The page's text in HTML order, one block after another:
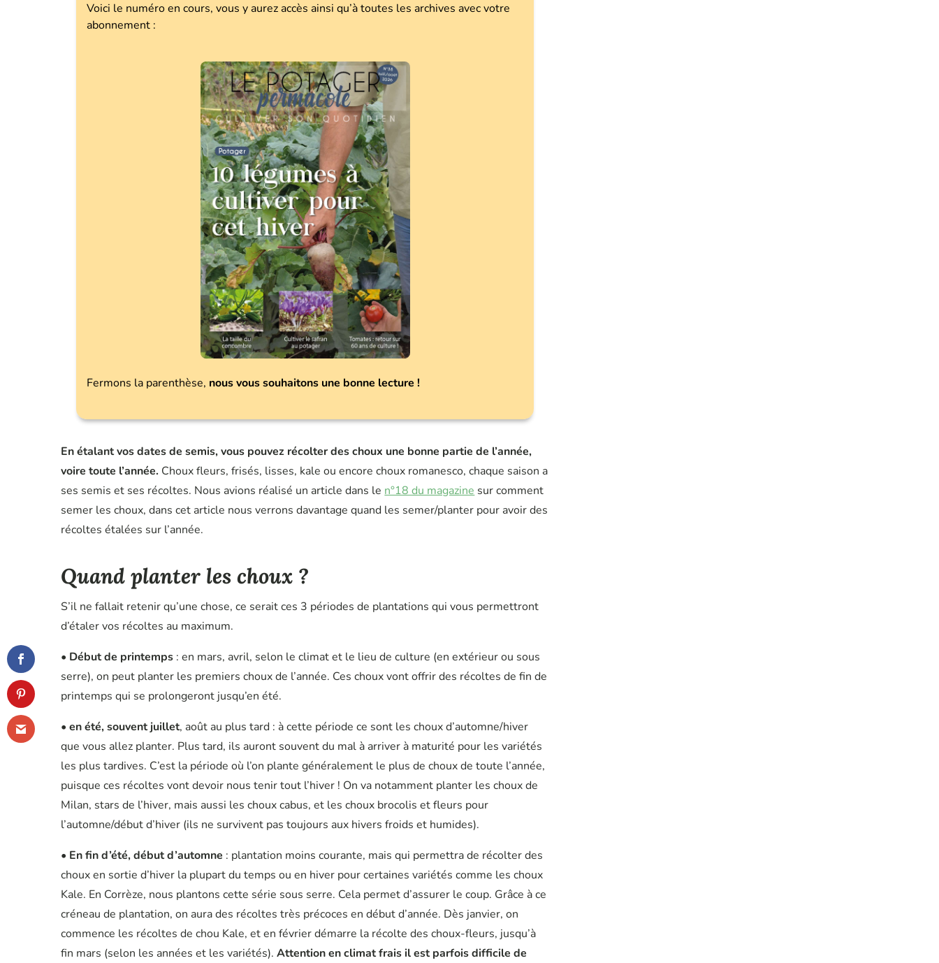
Voici le numéro en cours, vous y aurez accès ainsi qu’à toutes les archives avec votre
abonnement :
Fermons la parenthèse, nous vous souhaitons une bonne lecture !
En étalant vos dates de semis, vous pouvez récolter des choux une bonne partie de l’année,
voire toute l’année. Choux fleurs, frisés, lisses, kale ou encore choux romanesco, chaque saison a
ses semis et ses récoltes. Nous avions réalisé un article dans le n°18 du magazine sur comment
semer les choux, dans cet article nous verrons davantage quand les semer/planter pour avoir des
récoltes étalées sur l’année.
Quand planter les choux ?
S’il ne fallait retenir qu’une chose, ce serait ces 3 périodes de plantations qui vous permettront
d’étaler vos récoltes au maximum.
• Début de printemps : en mars, avril, selon le climat et le lieu de culture (en extérieur ou sous
serre), on peut planter les premiers choux de l’année. Ces choux vont offrir des récoltes de fin de
printemps qui se prolongeront jusqu’en été.
• en été, souvent juillet, août au plus tard : à cette période ce sont les choux d’automne/hiver
que vous allez planter. Plus tard, ils auront souvent du mal à arriver à maturité pour les variétés
les plus tardives. C’est la période où l’on plante généralement le plus de choux de toute l’année,
puisque ces récoltes vont devoir nous tenir tout l’hiver ! On va notamment planter les choux de
Milan, stars de l’hiver, mais aussi les choux cabus, et les choux brocolis et fleurs pour
l’automne/début d’hiver (ils ne survivent pas toujours aux hivers froids et humides).
• En fin d’été, début d’automne : plantation moins courante, mais qui permettra de récolter des
choux en sortie d’hiver la plupart du temps ou en hiver pour certaines variétés comme les choux
Kale. En Corrèze, nous plantons cette série sous serre. Cela permet d’assurer le coup. Grâce à ce
créneau de plantation, on aura des récoltes très précoces en début d’année. Dès janvier, on
commence les récoltes de chou Kale, et en février démarre la récolte des choux-fleurs, jusqu’à
fin mars (selon les années et les variétés). Attention en climat frais il est parfois difficile de